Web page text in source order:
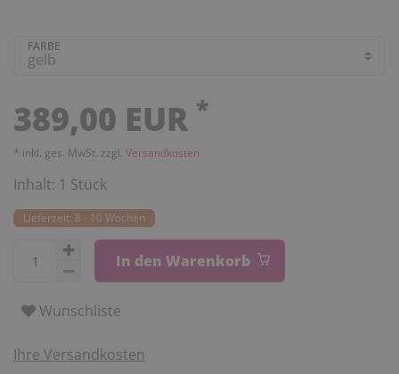
FARBE
389,00 EUR *
* inkl. ges. MwSt. zzgl. Versandkosten
Inhalt: 1 Stück
Lieferzeit: 8 - 10 Wochen
In den Warenkorb
Wunschliste
Ihre Versandkosten